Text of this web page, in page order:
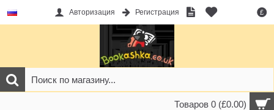
£
Авторизация Регистрация
Товаров 0 (£0.00)